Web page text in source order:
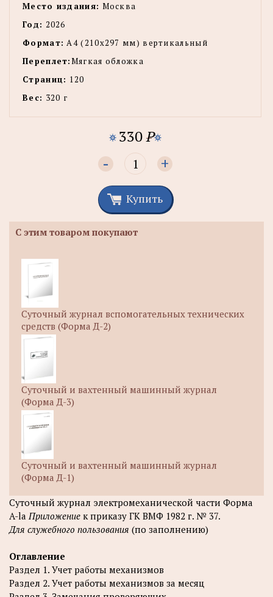
Место издания: Москва
Год: 2026
Формат: А4 (210х297 мм) вертикальный
Переплет:Мягкая обложка
Страниц: 120
Вес: 320 г
330P
- +
Купить
С этим товаром покупают
Суточный журнал вспомогательных технических
средств (Форма Д-2)
Суточный и вахтенный машинный журнал
(Форма Д-3)
Суточный и вахтенный машинный журнал
(Форма Д-1)
Суточный журнал электромеханической части Форма
A-laПриложение к приказу ГК ВМФ 1982 г. № 37.
Для служебного пользования (по заполнению)
Оглавление
Раздел 1. Учет работы механизмов
Раздел 2. Учет работы механизмов за месяц